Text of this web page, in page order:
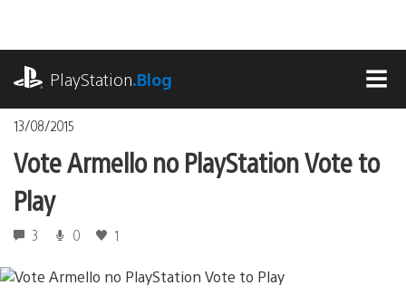
o
conteúdoPlayStation.Blog
13/08/2015
Vote Armello no PlayStation Vote to
Play
3 0 1